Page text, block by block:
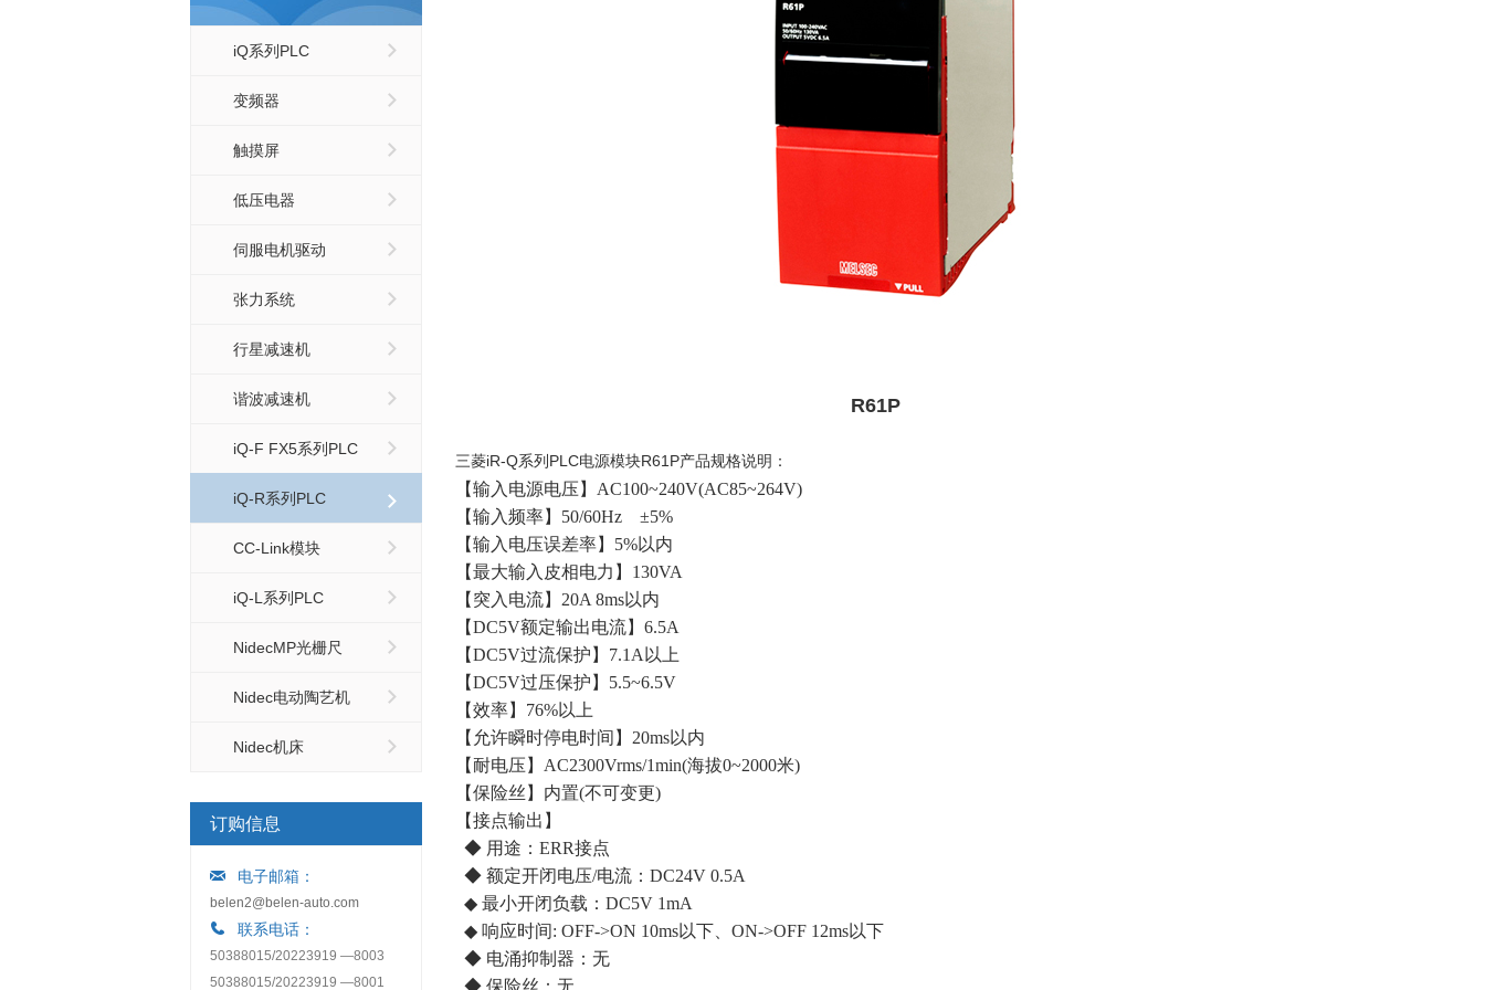
iQ系列PLC
变频器
触摸屏
低压电器
伺服电机驱动
张力系统
行星减速机
谐波减速机
iQ-F FX5系列PLC
iQ-R系列PLC
CC-Link模块
iQ-L系列PLC
NidecMP光栅尺
Nidec电动陶艺机
Nidec机床
订购信息
电子邮箱：
belen2@belen-auto.com
联系电话：
50388015/20223919 —8003
50388015/20223919 —8001
R61P
三菱iR-Q系列PLC电源模块R61P产品规格说明：
【输入电源电压】AC100~240V(AC85~264V)
【输入频率】50/60Hz ±5%
【输入电压误差率】5%以内
【最大输入皮相电力】130VA
【突入电流】20A 8ms以内
【DC5V额定输出电流】6.5A
【DC5V过流保护】7.1A以上
【DC5V过压保护】5.5~6.5V
【效率】76%以上
【允许瞬时停电时间】20ms以内
【耐电压】AC2300Vrms/1min(海拔0~2000米)
【保险丝】内置(不可变更)
【接点输出】
◆ 用途：ERR接点
◆ 额定开闭电压/电流：DC24V 0.5A
◆ 最小开闭负载：DC5V 1mA
◆ 响应时间: OFF->ON 10ms以下、ON->OFF 12ms以下
◆ 电涌抑制器：无
◆ 保险丝：无